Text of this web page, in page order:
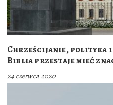
Chrześcijanie, polityka i
Biblia przestaje mieć
24 czerwca 2020